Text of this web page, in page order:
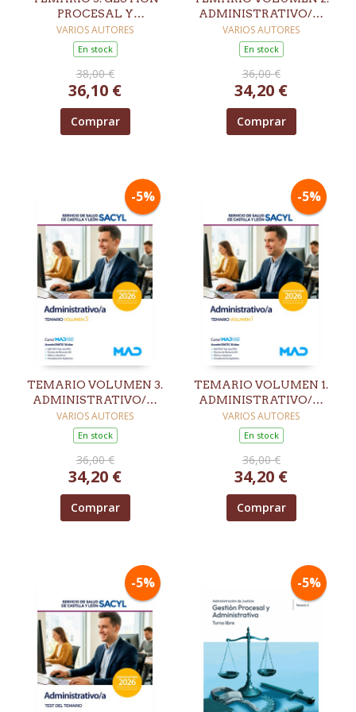
PROCESAL Y
ADMINISTRATIVA.
TURNO LIBRE
VARIOS AUTORES
En stock
38,00 €
36,10 €
Comprar
ADMINISTRATIVO/A.
SERVICIO DE SALUD DE
CASTILLA Y LEÓN
(SACYL)
VARIOS AUTORES
En stock
36,00 €
34,20 €
Comprar
-5%
TEMARIO VOLUMEN 3.
ADMINISTRATIVO/A.
SERVICIO DE SALUD DE
CASTILLA Y LEÓN
(SACYL)
VARIOS AUTORES
En stock
36,00 €
34,20 €
Comprar
-5%
TEMARIO VOLUMEN 1.
ADMINISTRATIVO/A.
SERVICIO DE SALUD DE
CASTILLA Y LEÓN
(SACYL)
VARIOS AUTORES
En stock
36,00 €
34,20 €
Comprar
-5% -5%